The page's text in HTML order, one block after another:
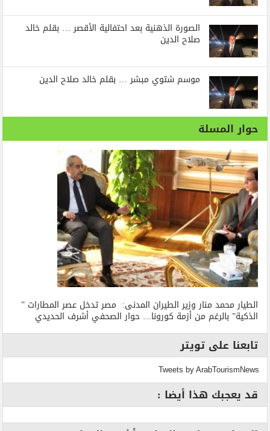
الصورة الذهنية بعد احتفالية الأقصر … بقلم خالد
صلاح الدين
موسم شتوي مبشر … بقلم خالد صلاح الدين
حوار المسلة
الطيار محمد منار وزير الطيران المدنى: مصر تدخل عصر المطارات ”
الذكية” بالرغم من أزمة كورونا… حوار الصحفي أشرف الحديدي
تابعنا على تويتر
Tweets by ArabTourismNews
قد يعجبك هذا أيضا :